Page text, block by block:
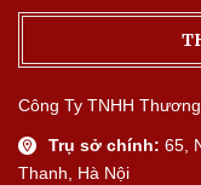
Công Ty TNHH
Trụ sở chính: 65,
Thanh, Hà Nội